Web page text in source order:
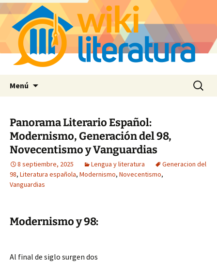
Menú Buscar:
Panorama Literario Español:
Modernismo, Generación del 98,
Novecentismo y Vanguardias
8 septiembre, 2025 Lengua y literatura
Generacion del
98, Literatura española, Modernismo, Novecentismo,
Vanguardias
Modernismo y 98:
Al final de siglo surgen dos